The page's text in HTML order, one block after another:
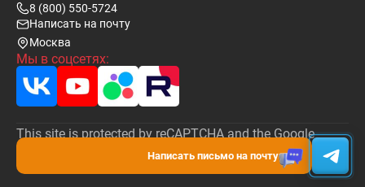
8 (800) 550-5724
Написать на почту
Москва
Мы в соцсетях:
This site is protected by reCAPTCHA and the Google
Terms of Serviceapply.
Написать письмо на почту